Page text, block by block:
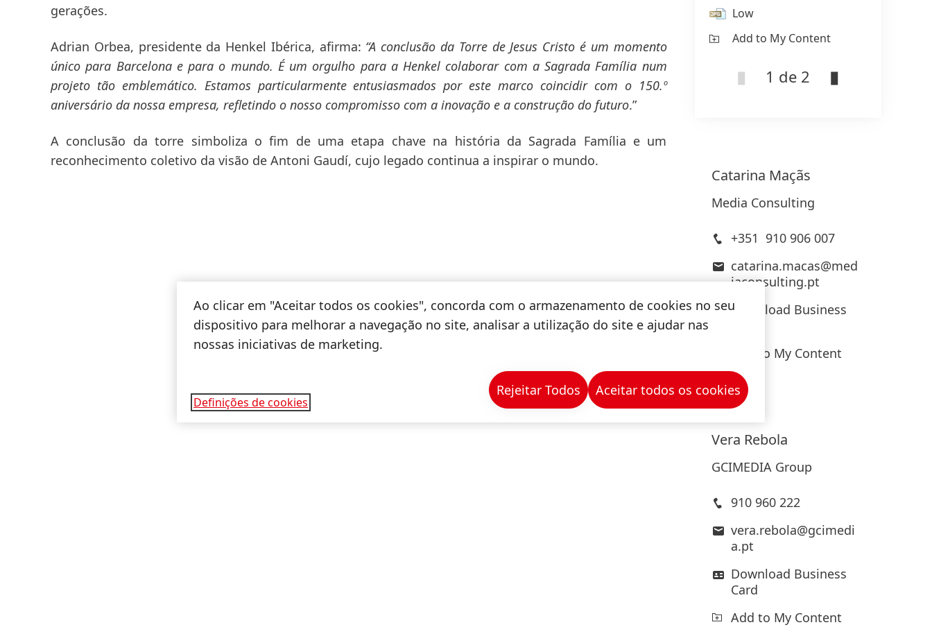
gerações.
Adrian Orbea, presidente da Henkel Ibérica, afirma: “A conclusão da Torre de Jesus Cristo é um momento
único para Barcelona e para o mundo. É um orgulho para a Henkel colaborar com a Sagrada Família num
projeto tão emblemático. Estamos particularmente entusiasmados por este marco coincidir com o 150.º
aniversário da nossa empresa, refletindo o nosso compromisso com a inovação e a construção do futuro.”
A conclusão da torre simboliza o fim de uma etapa chave na história da Sagrada Família e um
reconhecimento coletivo da visão de Antoni Gaudí, cujo legado continua a inspirar o mundo.
Low
Add to My Content
1 de 2
Catarina Maçãs
Media Consulting
+351 910 906 007
catarina.macas@med
iaconsulting.pt
Download Business
Add to My Content
Vera Rebola
GCIMEDIA Group
910 960 222
vera.rebola@gcimedi
a.pt
Download Business
Card
Add to My Content
Ao clicar em "Aceitar todos os cookies", concorda com o armazenamento de cookies no seu
dispositivo para melhorar a navegação no site, analisar a utilização do site e ajudar nas
nossas iniciativas de marketing.
Definições de cookies
Rejeitar Todos Aceitar todos os cookies